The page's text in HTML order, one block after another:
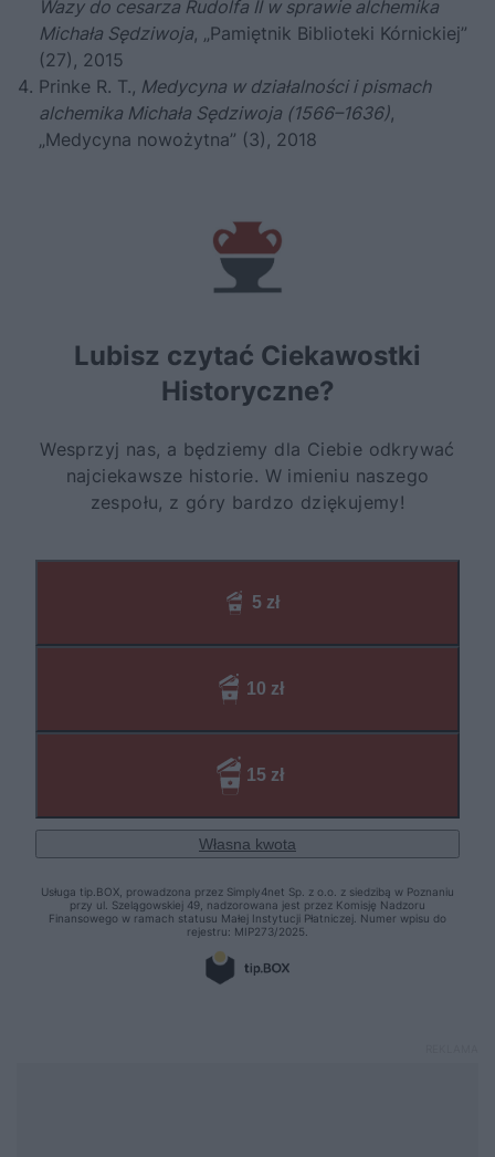
Wazy do cesarza Rudolfa II w sprawie alchemika
Michała Sędziwoja, „Pamiętnik Biblioteki Kórnickiej”
(27), 2015
Prinke R. T., Medycyna w działalności i pismach
alchemika Michała Sędziwoja (1566–1636),
„Medycyna nowożytna” (3), 2018